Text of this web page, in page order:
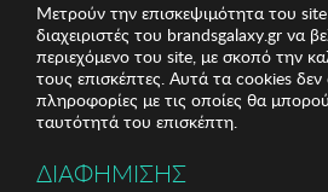
Μετρούν την επισκεψιμότητα του
διαχειριστές του brandsgalaxy.gr να
περιεχόμενο του site, με σκοπό την
τους επισκέπτες. Αυτά τα cookies
πληροφορίες με τις οποίες θα
ταυτότητά του επισκέπτη.
ΔΙΑΦΗΜΙΣΗΣ